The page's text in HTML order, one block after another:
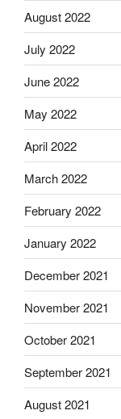
August 2022
July 2022
June 2022
May 2022
April 2022
March 2022
February 2022
January 2022
December 2021
November 2021
October 2021
September 2021
August 2021